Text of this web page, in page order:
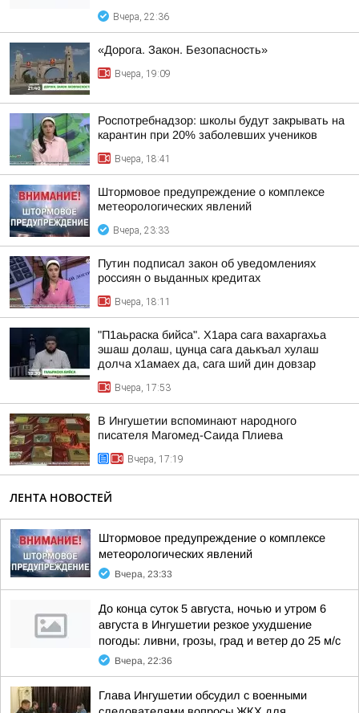
Вчера, 22:36
«Дорога. Закон. Безопасность»
Вчера, 19:09
Роспотребнадзор: школы будут закрывать на
карантин при 20% заболевших учеников
Вчера, 18:41
Штормовое предупреждение о комплексе
метеорологических явлений
Вчера, 23:33
Путин подписал закон об уведомлениях
россиян о выданных кредитах
Вчера, 18:11
"П1аьраска бийса". Х1ара сага вахаргахьа
эшаш долаш, цунца сага даькъал хулаш
долча х1амаех да, сага ший дин довзар
Вчера, 17:53
В Ингушетии вспоминают народного
писателя Магомед-Саида Плиева
Вчера, 17:19
ЛЕНТА НОВОСТЕЙ
Штормовое предупреждение о комплексе
метеорологических явлений
Вчера, 23:33
До конца суток 5 августа, ночью и утром 6
августа в Ингушетии резкое ухудшение
погоды: ливни, грозы, град и ветер до 25 м/с
Вчера, 22:36
Глава Ингушетии обсудил с военными